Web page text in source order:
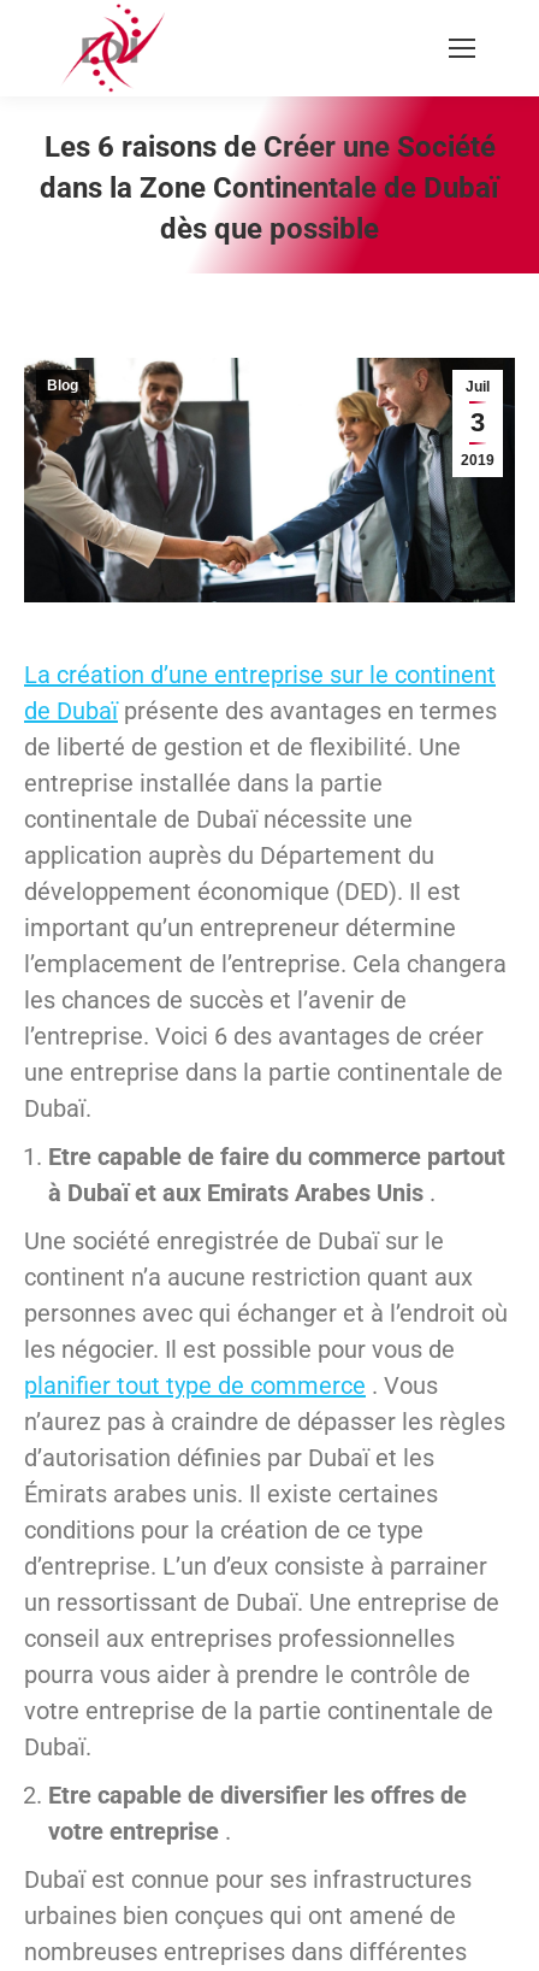
Recherche
:
Les 6 raisons de Créer une Société
dans la Zone Continentale de Dubaï
dès que possible
Vous êtes ici :
Juil
3
2019
Blog
La création d’une entreprise sur le continent
de Dubaïprésente des avantages en termes
de liberté de gestion et de flexibilité. Une
entreprise installée dans la partie
continentale de Dubaï nécessite une
application auprès du Département du
développement économique (DED). Il est
important qu’un entrepreneur détermine
l’emplacement de l’entreprise. Cela changera
les chances de succès et l’avenir de
l’entreprise. Voici 6 des avantages de créer
une entreprise dans la partie continentale de
Dubaï.
Etre capable de faire du commerce partout
à Dubaï et aux Emirats Arabes Unis .
Une société enregistrée de Dubaï sur le
continent n’a aucune restriction quant aux
personnes avec qui échanger et à l’endroit où
les négocier. Il est possible pour vous de
planifier tout type de commerce . Vous
n’aurez pas à craindre de dépasser les règles
d’autorisation définies par Dubaï et les
Émirats arabes unis. Il existe certaines
conditions pour la création de ce type
d’entreprise. L’un d’eux consiste à parrainer
un ressortissant de Dubaï. Une entreprise de
conseil aux entreprises professionnelles
pourra vous aider à prendre le contrôle de
votre entreprise de la partie continentale de
Dubaï.
Etre capable de diversifier les offres de
votre entreprise .
Dubaï est connue pour ses infrastructures
urbaines bien conçues qui ont amené de
nombreuses entreprises dans différentes